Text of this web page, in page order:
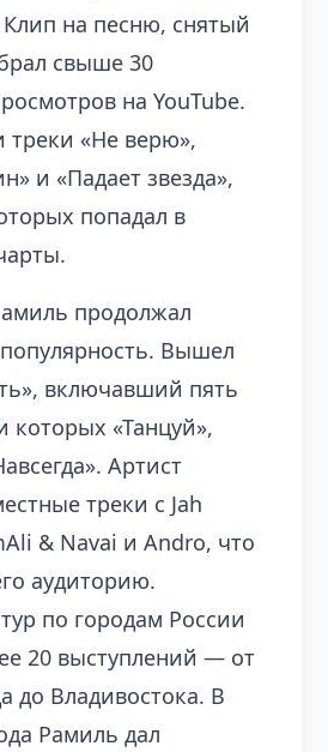
на песню, снятый
свыше 30
на YouTube.
«Не верю»,
и «Падает звезда»,
попадал в
продолжал
Вышел
включавший пять
которых «Танцуй»,
Артист
треки с Jah
& Navai и Andro, что
аудиторию.
по городам России
20 выступлений — от
до Владивостока. В
Рамиль дал